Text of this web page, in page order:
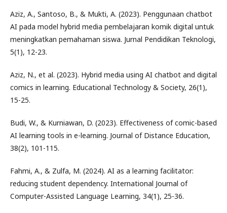
Aziz, A., Santoso, B., & Mukti, A. (2023). Penggunaan chatbot
AI pada model hybrid media pembelajaran komik digital untuk
meningkatkan pemahaman siswa. Jurnal Pendidikan Teknologi,
5(1), 12-23.
Aziz, N., et al. (2023). Hybrid media using AI chatbot and digital
comics in learning. Educational Technology & Society, 26(1),
15-25.
Budi, W., & Kurniawan, D. (2023). Effectiveness of comic-based
AI learning tools in e-learning. Journal of Distance Education,
38(2), 101-115.
Fahmi, A., & Zulfa, M. (2024). AI as a learning facilitator:
reducing student dependency. International Journal of
Computer-Assisted Language Learning, 34(1), 25-36.